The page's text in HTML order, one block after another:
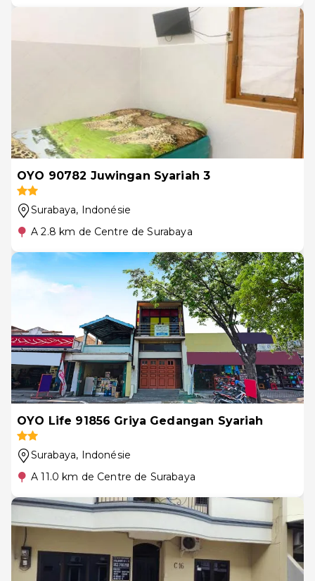
OYO 90782 Juwingan Syariah 3
Surabaya, Indonésie
A 2.8 km de Centre de Surabaya
OYO Life 91856 Griya Gedangan Syariah
Surabaya, Indonésie
A 11.0 km de Centre de Surabaya